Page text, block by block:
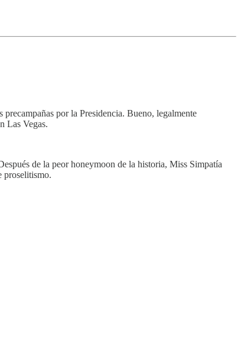
por la Presidencia. Bueno, legalmente
Las Vegas.
de la peor honeymoon de la historia, Miss Simpatía
proselitismo.